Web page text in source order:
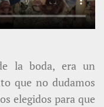
la boda, era un
que no dudamos
elegidos para que